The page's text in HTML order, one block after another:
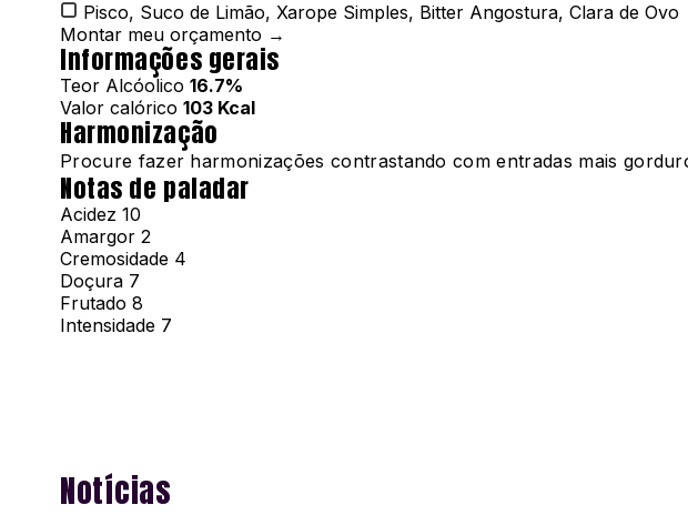
Pisco, Suco de Limão, Xarope Simples, Bitter Angostura, Clara de Ovo
Montar meu orçamento →
Informações gerais
Teor Alcóolico 16.7%
Valor calórico 103 Kcal
Harmonização
Procure fazer harmonizações contrastando com entradas mais
Notas de paladar
Acidez 10
Amargor 2
Cremosidade 4
Doçura 7
Frutado 8
Intensidade 7
Notícias